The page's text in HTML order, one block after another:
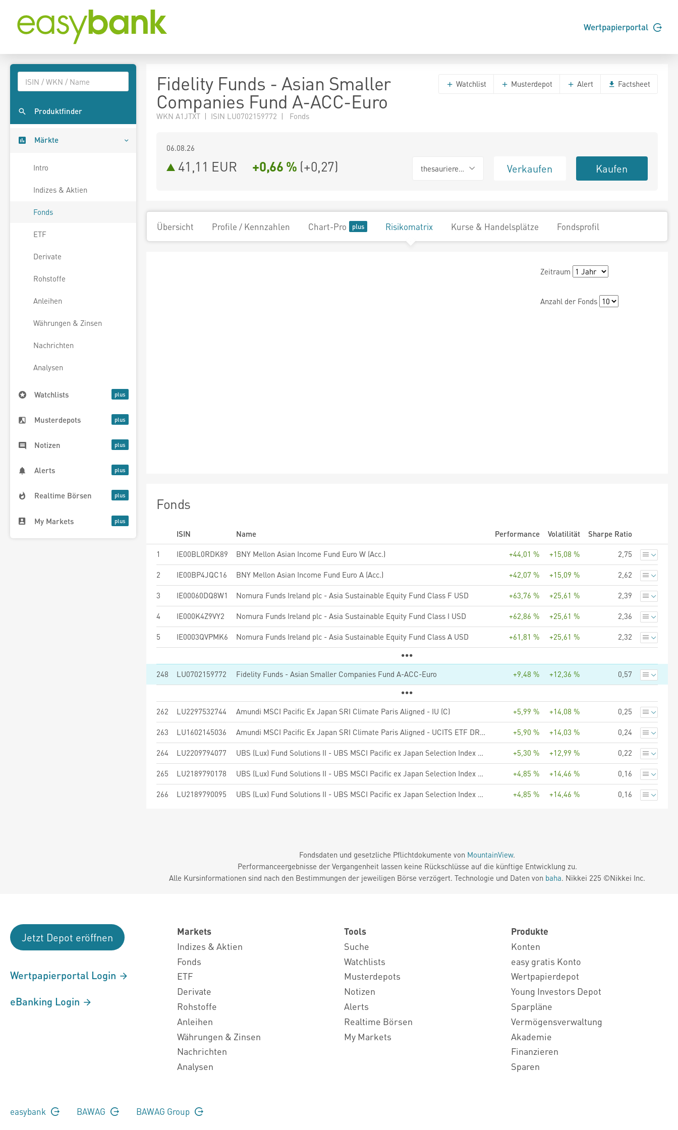
Wertpapierportal
Produktfinder
Märkte
Intro
Indizes & Aktien
Fonds
ETF
Derivate
Rohstoffe
Anleihen
Währungen & Zinsen
Nachrichten
Analysen
Watchlists
Musterdepots
Notizen
Alerts
Realtime Börsen
My Markets
Fidelity Funds - Asian Smaller
Companies Fund A-ACC-Euro
WKN A1JTXT | ISIN LU0702159772 | Fonds
Watchlist Musterdepot Alert Factsheet
06.08.26
41,11 EUR +0,66 % (+0,27) thesaurierend Verkaufen Kaufen
Übersicht Profile / Kennzahlen Chart-Pro Risikomatrix Kurse & Handelsplätze Fondsprofil
Zeitraum
Anzahl der Fonds
Fonds
ISIN Name Performance Volatilität
Sharpe Ratio
1
IE00BL0RDK89 BNY Mellon Asian Income Fund Euro W (Acc.) +44,01 % +15,08 % 2,75
2 IE00BP4JQC16 BNY Mellon Asian Income Fund Euro A (Acc.) +42,07 % +15,09 % 2,62
3 IE00060DQ8W1 Nomura Funds Ireland plc - Asia Sustainable Equity Fund Class F USD +63,76 % +25,61 % 2,39
4 IE000K4Z9VY2 Nomura Funds Ireland plc - Asia Sustainable Equity Fund Class I USD +62,86 % +25,61 % 2,36
5 IE0003QVPMK6 Nomura Funds Ireland plc - Asia Sustainable Equity Fund Class A USD +61,81 % +25,61 % 2,32
248 LU0702159772 Fidelity Funds - Asian Smaller Companies Fund A-ACC-Euro +9,48 % +12,36 % 0,57
262 LU2297532744 Amundi MSCI Pacific Ex Japan SRI Climate Paris Aligned - IU (C) +5,99 % +14,08 % 0,25
263 LU1602145036 Amundi MSCI Pacific Ex Japan SRI Climate Paris Aligned - UCITS ETF DR - USD (C) +5,90 % +14,03 % 0,24
264 LU2209794077 UBS (Lux) Fund Solutions II - UBS MSCI Pacific ex Japan Selection Index Fund CHF I-B acc +5,30 % +12,99 % 0,22
265 LU2189790178 UBS (Lux) Fund Solutions II - UBS MSCI Pacific ex Japan Selection Index Fund USD I-A acc +4,85 % +14,46 % 0,16
266 LU2189790095 UBS (Lux) Fund Solutions II - UBS MSCI Pacific ex Japan Selection Index Fund USD QX acc +4,85 % +14,46 % 0,16
Fondsdaten und gesetzliche Pflichtdokumente von MountainView.
Performanceergebnisse der Vergangenheit lassen keine Rückschlüsse auf die künftige Entwicklung zu.
Alle Kursinformationen sind nach den Bestimmungen der jeweiligen Börse verzögert. Technologie und Daten von baha. Nikkei 225 ©Nikkei Inc.
Jetzt Depot eröffnen
Wertpapierportal Login
eBanking Login
Markets
Indizes & Aktien
Fonds
ETF
Derivate
Rohstoffe
Anleihen
Währungen & Zinsen
Nachrichten
Analysen
Tools
Suche
Watchlists
Musterdepots
Notizen
Alerts
Realtime Börsen
My Markets
Produkte
Konten
easy gratis Konto
Wertpapierdepot
Young Investors Depot
Sparpläne
Vermögensverwaltung
Akademie
Finanzieren
Sparen
easybank BAWAG BAWAG Group